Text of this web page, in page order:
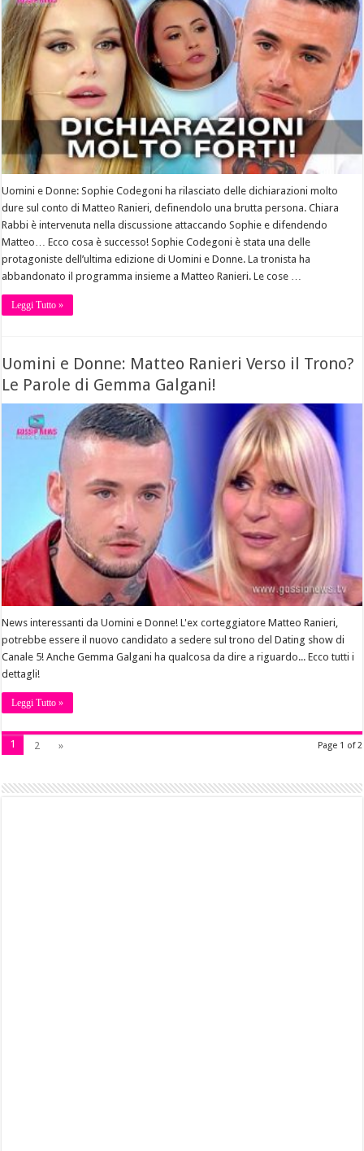
Uomini e Donne: Sophie Codegoni ha rilasciato delle dichiarazioni molto
dure sul conto di Matteo Ranieri, definendolo una brutta persona. Chiara
Rabbi è intervenuta nella discussione attaccando Sophie e difendendo
Matteo… Ecco cosa è successo! Sophie Codegoni è stata una delle
protagoniste dell’ultima edizione di Uomini e Donne. La tronista ha
abbandonato il programma insieme a Matteo Ranieri. Le cose …
Leggi Tutto »
Uomini e Donne: Matteo Ranieri Verso il Trono?
Le Parole di Gemma Galgani!
News interessanti da Uomini e Donne! L'ex corteggiatore Matteo Ranieri,
potrebbe essere il nuovo candidato a sedere sul trono del Dating show di
Canale 5! Anche Gemma Galgani ha qualcosa da dire a riguardo... Ecco tutti i
dettagli!
Leggi Tutto »
Page 1 of 2
1 2 »